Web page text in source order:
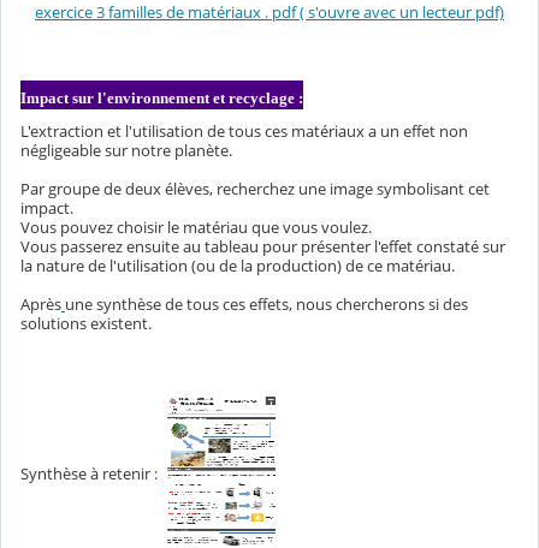
exercice 3 familles de matériaux . pdf ( s'ouvre avec un lecteur pdf)
Impact sur l'environnement et recyclage :
L'extraction et l'utilisation de tous ces matériaux a un effet non
négligeable sur notre planète.
Par groupe de deux élèves, recherchez une image symbolisant cet
impact.
Vous pouvez choisir le matériau que vous voulez.
Vous passerez ensuite au tableau pour présenter l'effet constaté sur
la nature de l'utilisation (ou de la production) de ce matériau.
Après une synthèse de tous ces effets, nous chercherons si des
solutions existent.
Synthèse à retenir :